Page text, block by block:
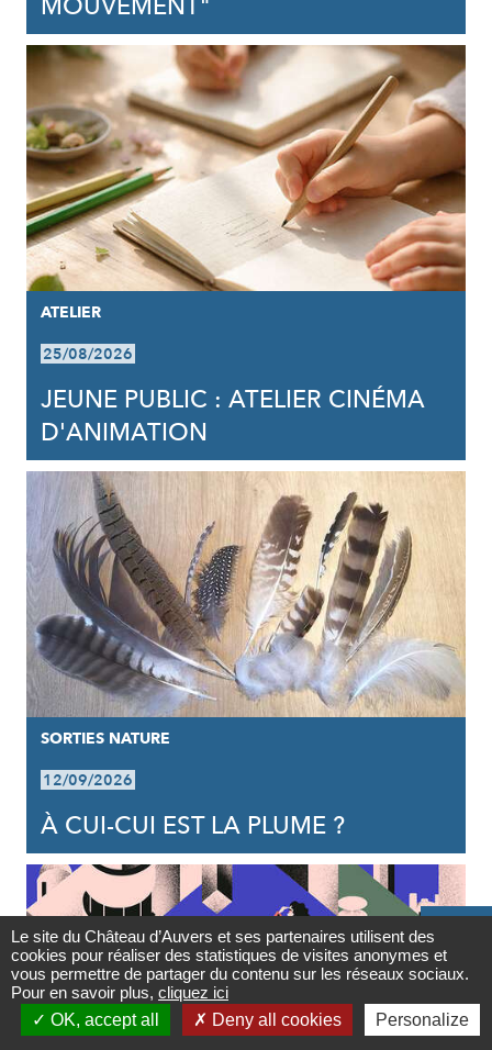
Contact

Newsletter
MOUVEMENT"
ATELIER
25/08/2026
JEUNE PUBLIC : ATELIER CINÉMA
D'ANIMATION
SORTIES NATURE
12/09/2026
À CUI-CUI EST LA PLUME ?
Le site du Château d’Auvers et ses partenaires utilisent des
cookies pour réaliser des statistiques de visites anonymes et
vous permettre de partager du contenu sur les réseaux sociaux.
Pour en savoir plus, cliquez ici
OK, accept all
Deny all cookies Personalize